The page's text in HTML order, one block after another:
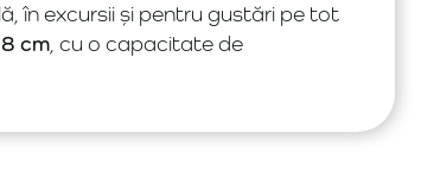
în excursii și pentru gustări pe tot
cm, cu o capacitate de